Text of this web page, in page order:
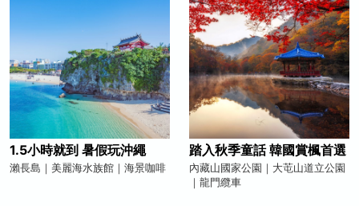
1.5小時就到 暑假玩沖繩
瀨長島｜美麗海水族館｜海景咖啡
踏入秋季童話 韓國賞楓首選
內藏山國家公園｜大芚山道立公園
｜龍門纜車